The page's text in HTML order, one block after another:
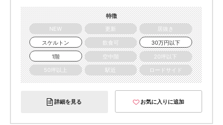
特徴
NEW
更新
居抜き
スケルトン
飲食可
30万円以下
1階
空中階
20坪以下
50坪以上
駅近 ロードサイド
詳細を見る お気に入りに追加